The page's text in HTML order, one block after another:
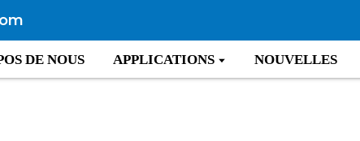
DE NOUS APPLICATIONS NOUVELLES